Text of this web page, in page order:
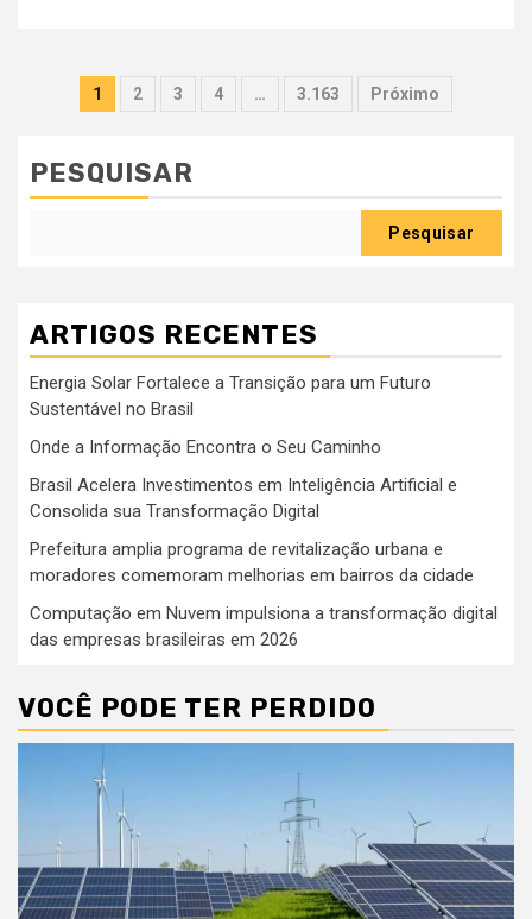
Paginação
conteúdos
1 2 3 4 … 3.163 Próximo
PESQUISAR
Pesquisar
ARTIGOS RECENTES
Energia Solar Fortalece a Transição para um Futuro
Sustentável no Brasil
Onde a Informação Encontra o Seu Caminho
Brasil Acelera Investimentos em Inteligência Artificial e
Consolida sua Transformação Digital
Prefeitura amplia programa de revitalização urbana e
moradores comemoram melhorias em bairros da cidade
Computação em Nuvem impulsiona a transformação digital
das empresas brasileiras em 2026
VOCÊ PODE TER PERDIDO